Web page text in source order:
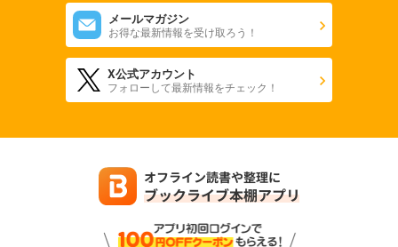
メールマガジン
お得な最新情報を受け取ろう！
X公式アカウント
フォローして最新情報をチェック！